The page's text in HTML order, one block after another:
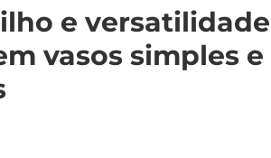
e versatilidade
vasos simples e